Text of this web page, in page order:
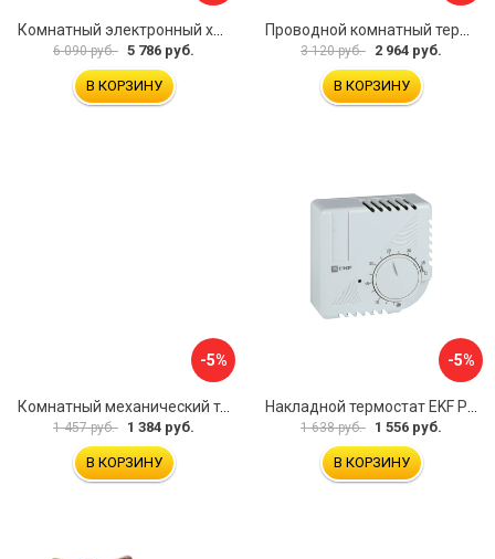
6 090 руб. 5 786 руб.
В КОРЗИНУ
3 120 руб. 2 964 руб.
В КОРЗИНУ
-5%
Комнатный механический термостат Uni-Fitt TA5 330I2000
1 457 руб. 1 384 руб.
В КОРЗИНУ
-5%
1 638 руб. 1 556 руб.
В КОРЗИНУ